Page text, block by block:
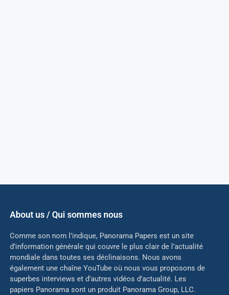
About us / Qui sommes nous
Comme son nom l’indique, Panorama Papers est un site
d’information générale qui couvre le plus clair de l’actualité
mondiale dans toutes ses déclinaisons. Nous avons
également une chaîne YouTube où nous vous proposons de
superbes interviews et d’autres vidéos d’actualité. Les
papiers Panorama sont un produit Panorama Group, LLC.